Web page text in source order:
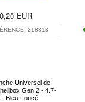
EUR
218813
Universel de
Gen.2 - 4.7-
- Bleu Foncé